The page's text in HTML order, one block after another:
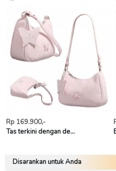
Rp 169.900,-
Tas terkini dengan de...
Disarankan untuk Anda